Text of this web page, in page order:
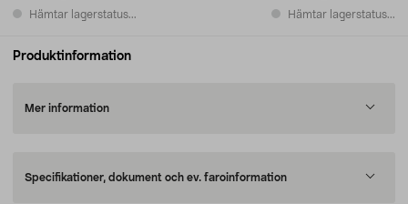
Hämtar lagerstatus... Hämtar lagerstatus...
Produktinformation
Mer information
Specifikationer, dokument och ev. faroinformation